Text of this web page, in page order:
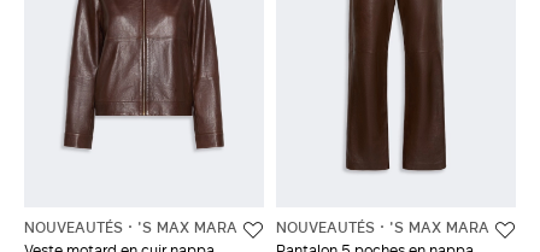
NOUVEAUTÉS
'S MAX MARA
NOUVEAUTÉS
'S MAX MARA